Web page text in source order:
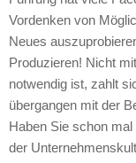
Vordenken von
Neues
Produzieren! Nicht
notwendig ist, zahlt
übergangen mit der
Haben Sie schon
der